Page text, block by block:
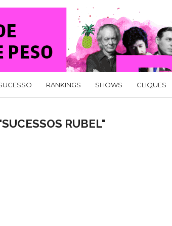
RANKINGS SHOWS CLIQUES
RUBEL"